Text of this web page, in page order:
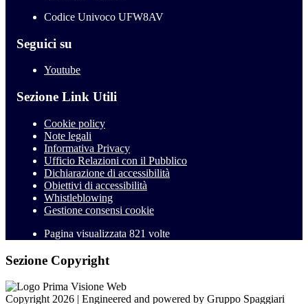
Codice Univoco UFW8AV
Seguici su
Youtube
Sezione Link Utili
Cookie policy
Note legali
Informativa Privacy
Ufficio Relazioni con il Pubblico
Dichiarazione di accessibilità
Obiettivi di accessibilità
Whistleblowing
Gestione consensi cookie
Pagina visualizzata 821 volte
Sezione Copyright
Copyright 2026 | Engineered and powered by Gruppo Spaggiari